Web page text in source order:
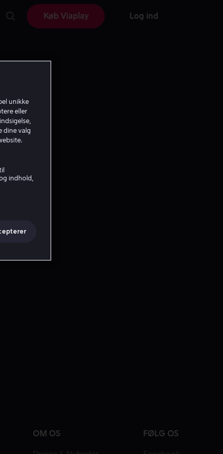
Køb Viaplay Log ind
OM OS FØLG OS
unikke
eller
dine valg
indhold,